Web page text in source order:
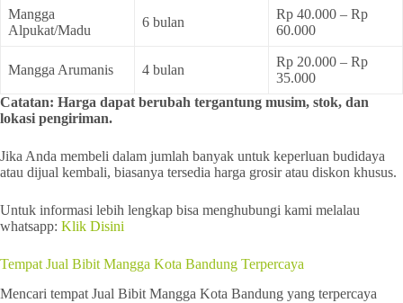
Mangga
Alpukat/Madu
6 bulan
Rp 40.000 – Rp
60.000
Mangga Arumanis 4 bulan
Rp 20.000 – Rp
35.000
Catatan: Harga dapat berubah tergantung musim, stok, dan
lokasi pengiriman.
Jika Anda membeli dalam jumlah banyak untuk keperluan budidaya
atau dijual kembali, biasanya tersedia harga grosir atau diskon khusus.
Untuk informasi lebih lengkap bisa menghubungi kami melalau
whatsapp: Klik Disini
Tempat Jual Bibit Mangga Kota Bandung Terpercaya
Mencari tempat Jual Bibit Mangga Kota Bandung yang terpercaya